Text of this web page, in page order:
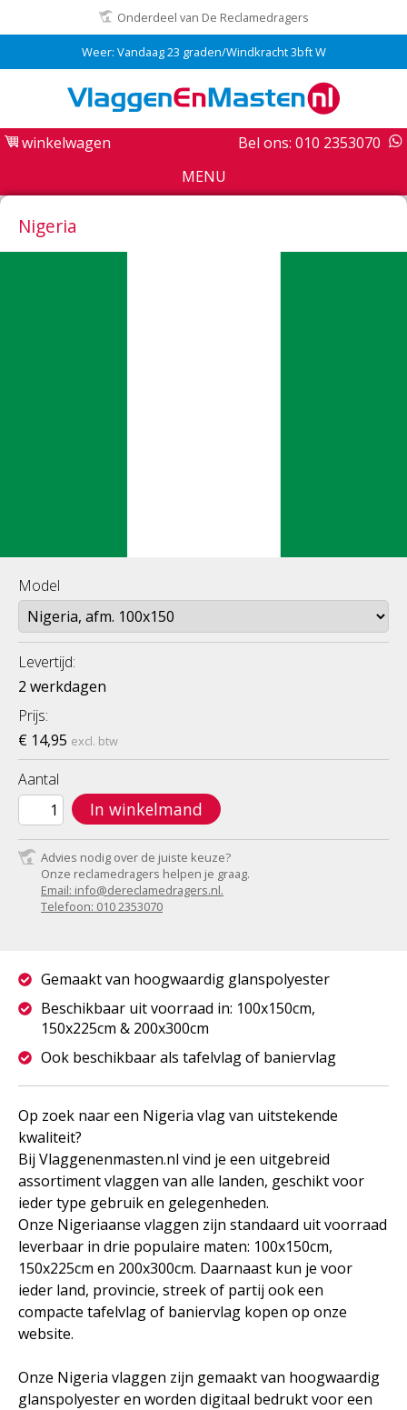
Onderdeel van De Reclamedragers
Weer: Vandaag 23 graden/Windkracht 3bft W
winkelwagen
Bel ons: 010 2353070
MENU
Nigeria
Model
Levertijd:
2 werkdagen
Prijs:
€ 14,95 excl. btw
Aantal
In winkelmand
Advies nodig over de juiste keuze?
Onze reclamedragers helpen je graag.
Email: info@dereclamedragers.nl.
Telefoon: 010 2353070
Op zoek naar een Nigeria vlag van uitstekende
kwaliteit?
Bij Vlaggenenmasten.nl vind je een uitgebreid
assortiment vlaggen van alle landen, geschikt voor
ieder type gebruik en gelegenheden.
Onze Nigeriaanse vlaggen zijn standaard uit voorraad
leverbaar in drie populaire maten: 100x150cm,
150x225cm en 200x300cm. Daarnaast kun je voor
ieder land, provincie, streek of partij ook een
compacte tafelvlag of baniervlag kopen op onze
website.
Onze Nigeria vlaggen zijn gemaakt van hoogwaardig
glanspolyester en worden digitaal bedrukt voor een
Gemaakt van hoogwaardig glanspolyester
Beschikbaar uit voorraad in: 100x150cm,
150x225cm & 200x300cm
Ook beschikbaar als tafelvlag of baniervlag